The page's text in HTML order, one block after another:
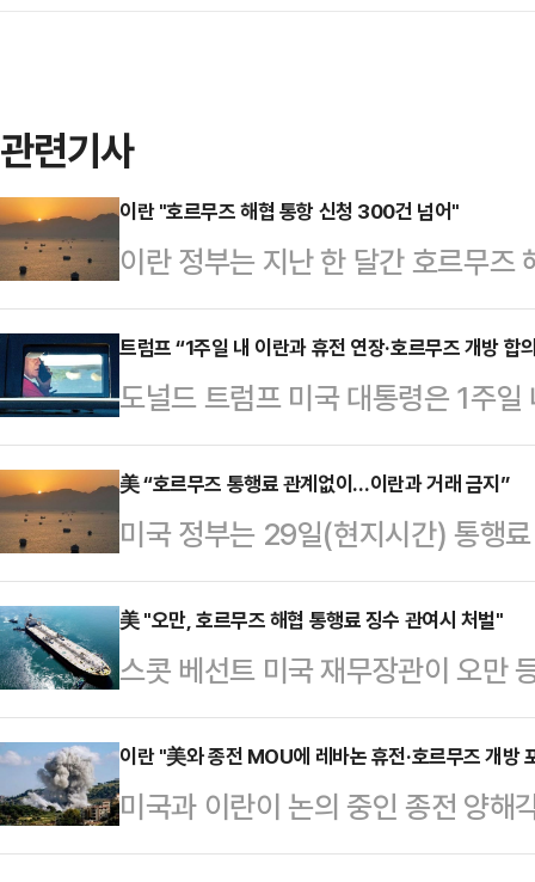
관련기사
이란 "호르무즈 해협 통항 신청 300건 넘어"
이란 정부는 지난 한 달간 호르무
었다고 밝혔다.AP통신에 따르면
(SNS) 엑스(X·옛 트위터)를 통해
범한 이후 300척 이상의 선박이 해
표했다.허가를 신청한 선박은 유
컨테이너선이 11%다. 액화천연가
프해역에서 오만만으로 나가는 출
목적지는 아…
트럼프 “1주일 내 이란과 휴전 연장·호르무즈 개방 합
도널드 트럼프 미국 대통령은 1주
의할 수 있을 것으로 내다봤다.미
(현지시간) 전화 인터뷰를 통해 종
에 “향후 1주일 내로 당신이 그걸
그러면서 “나는 여전히 추가로 몇
르지 않았다고 덧붙였다.그는 “오
다시피 내가 아주 빠르게 해결했다
파), 또 …
美 “호르무즈 통행료 관계없이…이란과 거래 금지”
미국 정부는 29일(현지시간) 통행
안전 통항을 위해 이란과 거래하는
즈 해협 통과 선박에 사실상 통행료
을 보이자 이를 차단하려는 조치라
면 미 재무부 산하 해외자산통제국
행료 지불 여부와 상관없이 이란 정
서비스를 이용해선 안 된다”고 경
르무즈 해협을 통과…
美 "오만, 호르무즈 해협 통행료 징수 관여시 처벌"
스콧 베선트 미국 재무장관이 오만
징수에 관여하면 처벌할 것이라고
은 28일(현지시간) 소셜미디어
호르무즈 해협에서 통행료를 징수
라며 “이에 직·간접적으로 관여하
이란 "美와 종전 MOU에 레바논 휴전·호르무즈 개방
미국과 이란이 논의 중인 종전 양
무즈 해협 개방이 포함됐다고 이란